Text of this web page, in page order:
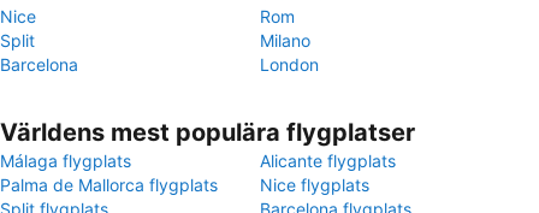
Nice
Rom
Split
Milano
Barcelona
London
Världens mest populära flygplatser
Málaga flygplats
Alicante flygplats
Palma de Mallorca flygplats
Nice flygplats
Split flygplats
Barcelona flygplats